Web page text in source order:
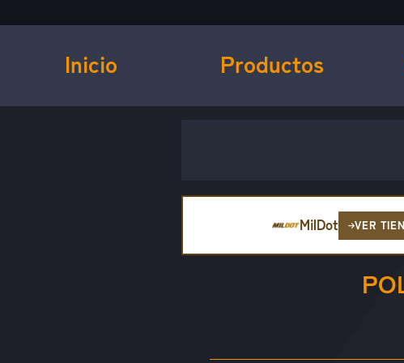
Inicio Productos
MilDot VER